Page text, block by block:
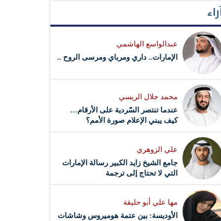
عبدالواسع الهاشمي
الإمارات.. داري ومرباي ومرسى الروح ..
محمد جلال الريسي
عندما تنتصر السّردية على الأرقام…
كيف يبني الإعلام صورة الأمم؟
علي الزوهري
جامع الشيخ زايد الكبير رسالة الإمارات
التي لا تحتاج إلى ترجمة
مها علي أبو حليقة
الأوديسة: بين عتمة هوميروس وشاشات